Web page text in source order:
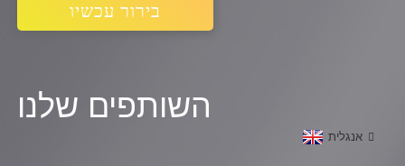
בירור עכשיו
השותפים שלנו
אנגלית